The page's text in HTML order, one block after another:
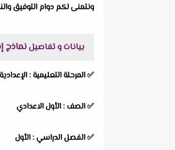
ونتمنى لكم دوام التوفيق
بيانات و تفاصيلنماذج
✅المرحلة التعليمية :
✅الصف : الأول الاعدادي
✅الفصل الدراسي : الأول